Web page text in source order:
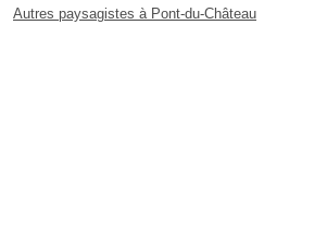
Autres paysagistes à Pont-du-Château